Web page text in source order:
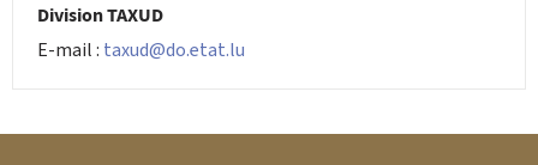
Division TAXUD
E-mail : taxud@do.etat.lu